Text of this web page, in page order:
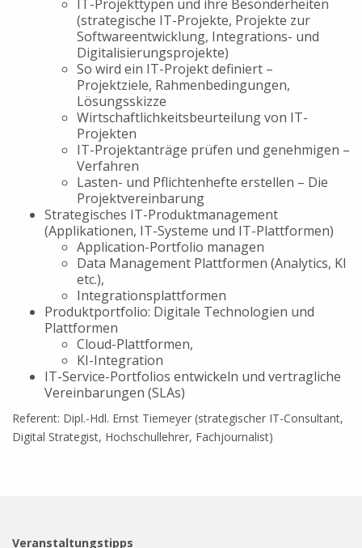
IT-Projekttypen und ihre Besonderheiten
(strategische IT-Projekte, Projekte zur
Softwareentwicklung, Integrations- und
Digitalisierungsprojekte)
So wird ein IT-Projekt definiert –
Projektziele, Rahmenbedingungen,
Lösungsskizze
Wirtschaftlichkeitsbeurteilung von IT-
Projekten
IT-Projektanträge prüfen und genehmigen –
Verfahren
Lasten- und Pflichtenhefte erstellen – Die
Projektvereinbarung
Strategisches IT-Produktmanagement
(Applikationen, IT-Systeme und IT-Plattformen)
Application-Portfolio managen
Data Management Plattformen (Analytics, KI
etc.),
Integrationsplattformen
Produktportfolio: Digitale Technologien und
Plattformen
Cloud-Plattformen,
KI-Integration
IT-Service-Portfolios entwickeln und vertragliche
Vereinbarungen (SLAs)
Referent: Dipl.-Hdl. Ernst Tiemeyer (strategischer IT-Consultant,
Digital Strategist, Hochschullehrer, Fachjournalist)
Veranstaltungstipps